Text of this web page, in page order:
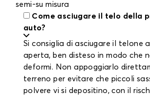
semi-su misura
Come asciugare il telo della
auto?
Si consiglia di asciugare il telone
aperta, ben disteso in modo che
deformi. Non appoggiarlo
terreno per evitare che piccoli
polvere vi si depositino, con il